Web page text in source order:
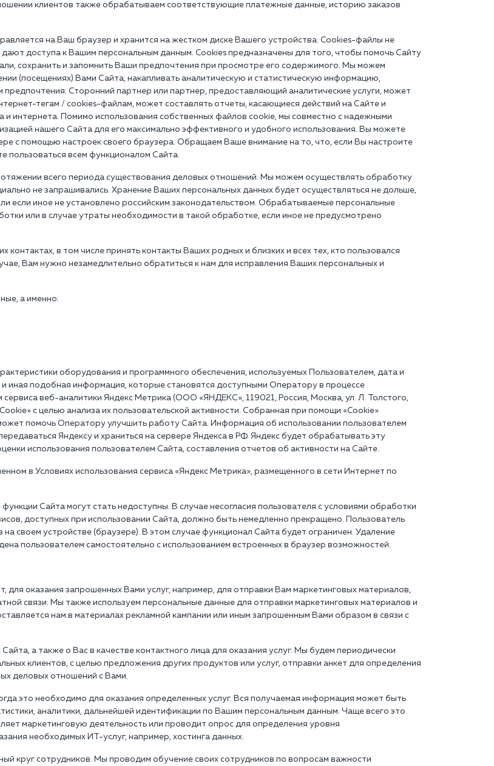
клиентов также обрабатываем соответствующие платежные данные, историю заказов
на Ваш браузер и хранится на жестком диске Вашего устройства. Cookies-файлы не
доступа к Вашим персональным данным. Cookies предназначены для того, чтобы помочь Сайту
сохранить и запомнить Ваши предпочтения при просмотре его содержимого. Мы можем
(посещениях) Вами Сайта, накапливать аналитическую и статистическую информацию,
Сторонний партнер или партнер, предоставляющий аналитические услуги, может
тегам / cookies-файлам, может составлять отчеты, касающиеся действий на Сайте и
и интернета. Помимо использования собственных файлов cookie, мы совместно с надежными
нашего Сайта для его максимально эффективного и удобного использования. Вы можете
с помощью настроек своего браузера. Обращаем Ваше внимание на то, что, если Вы настроите
пользоваться всем функционалом Сайта.
всего периода существования деловых отношений. Мы можем осуществлять обработку
не запрашивались. Хранение Ваших персональных данных будет осуществляться не дольше,
если иное не установлено российским законодательством. Обрабатываемые персональные
или в случае утраты необходимости в такой обработке, если иное не предусмотрено
в том числе принять контакты Ваших родных и близких и всех тех, кто пользовался
Вам нужно незамедлительно обратиться к нам для исправления Ваших персональных и
а именно:
оборудования и программного обеспечения, используемых Пользователем, дата и
иная подобная информация, которые становятся доступными Оператору в процессе
сервиса веб-аналитики Яндекс Метрика (ООО «ЯНДЕКС», 119021, Россия, Москва, ул. Л. Толстого,
с целью анализа их пользовательской активности. Собранная при помощи «Cookie»
помочь Оператору улучшить работу Сайта. Информация об использовании пользователем
Яндексу и храниться на сервере Яндекса в РФ. Яндекс будет обрабатывать эту
использования пользователем Сайта, составления отчетов об активности на Сайте.
в Условиях использования сервиса «Яндекс Метрика», размещенного в сети Интернет по
Сайта могут стать недоступны. В случае несогласия пользователя с условиями обработки
доступных при использовании Сайта, должно быть немедленно прекращено. Пользователь
своем устройстве (браузере). В этом случае функционал Сайта будет ограничен. Удаление
пользователем самостоятельно с использованием встроенных в браузер возможностей.
оказания запрошенных Вами услуг, например, для отправки Вам маркетинговых материалов,
связи. Мы также используем персональные данные для отправки маркетинговых материалов и
нам в материалах рекламной кампании или иным запрошенным Вами образом в связи с
а также о Вас в качестве контактного лица для оказания услуг. Мы будем периодически
клиентов, с целью предложения других продуктов или услуг, отправки анкет для определения
деловых отношений с Вами.
это необходимо для оказания определенных услуг. Вся получаемая информация может быть
аналитики, дальнейшей идентификации по Вашим персональным данным. Чаще всего это
маркетинговую деятельность или проводит опрос для определения уровня
необходимых ИТ-услуг, например, хостинга данных.
круг сотрудников. Мы проводим обучение своих сотрудников по вопросам важности